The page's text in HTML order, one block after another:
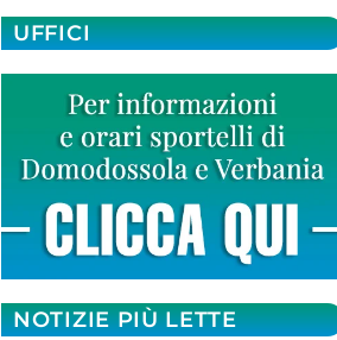
UFFICI
NOTIZIE PIÙ LETTE